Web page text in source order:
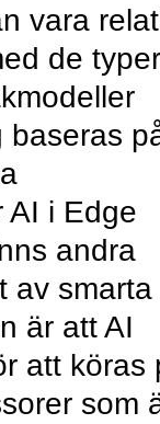
vara
de typer
baseras
AI i Edge
andra
av smarta
är att AI
att köras
som